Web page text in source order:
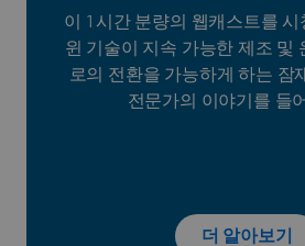
이 1시간 분량의 웹캐스트를
윈 기술이 지속 가능한 제조 및
로의 전환을 가능하게 하는 잠
전문가의 이야기를 들
더 알아보기